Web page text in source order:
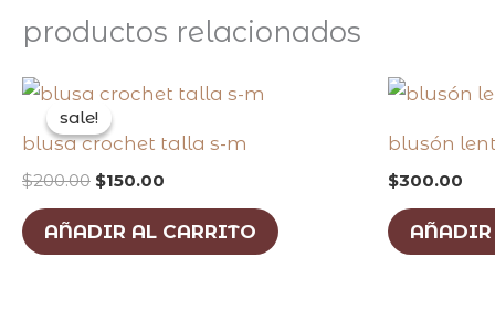
productos relacionados
sale!
sale!
blusa crochet talla s-m
$200.00
original
price
was:
$200.00.
$150.00
current
price
$150.00.
AÑADIR AL CARRITO
blusón
$300.00